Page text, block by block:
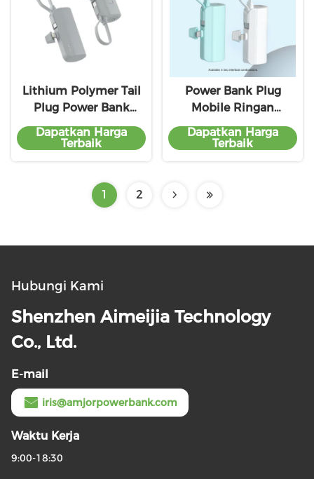
Lithium Polymer Tail
Plug Power Bank
4500mAh Dengan
Pengisian 5V/2.1A
Dapatkan Harga
Terbaik
Power Bank Plug
Mobile Ringan
10000mah Dengan
Input 5V/2A
Dapatkan Harga
Terbaik
1 2
Hubungi Kami
Shenzhen Aimeijia Technology
Co., Ltd.
E-mail
iris@amjorpowerbank.com
Waktu Kerja
9:00-18:30